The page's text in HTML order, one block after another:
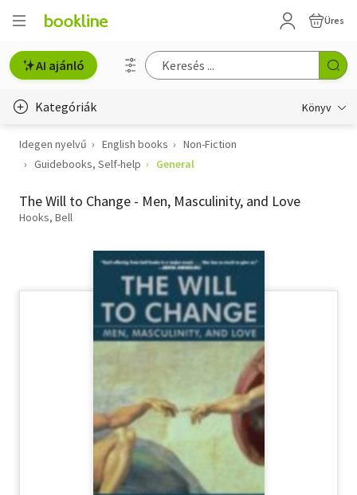
Üres
AI ajánló
Kategóriák Könyv
Életmód, egészség
Gyermek- és ifjúsági
Hobbi, szabadidő
Szótár, nyelvkönyv
Tankönyv, segédkönyv
Társadalomtudomány
Természettudomány
Idegen nyelvű English books
Non-Fiction
Guidebooks, Self-help
General
The Will to Change - Men, Masculinity, and Love
Hooks, Bell